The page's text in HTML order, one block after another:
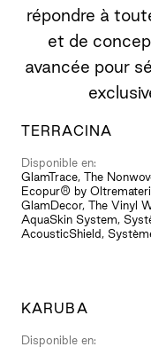
répondre à
et de
avancée pour
TERRACINA
Disponible en:
GlamTrace, The
Ecopur® by
GlamDecor, The Vinyl
AquaSkin System,
AcousticShield,
KARUBA
Disponible en: